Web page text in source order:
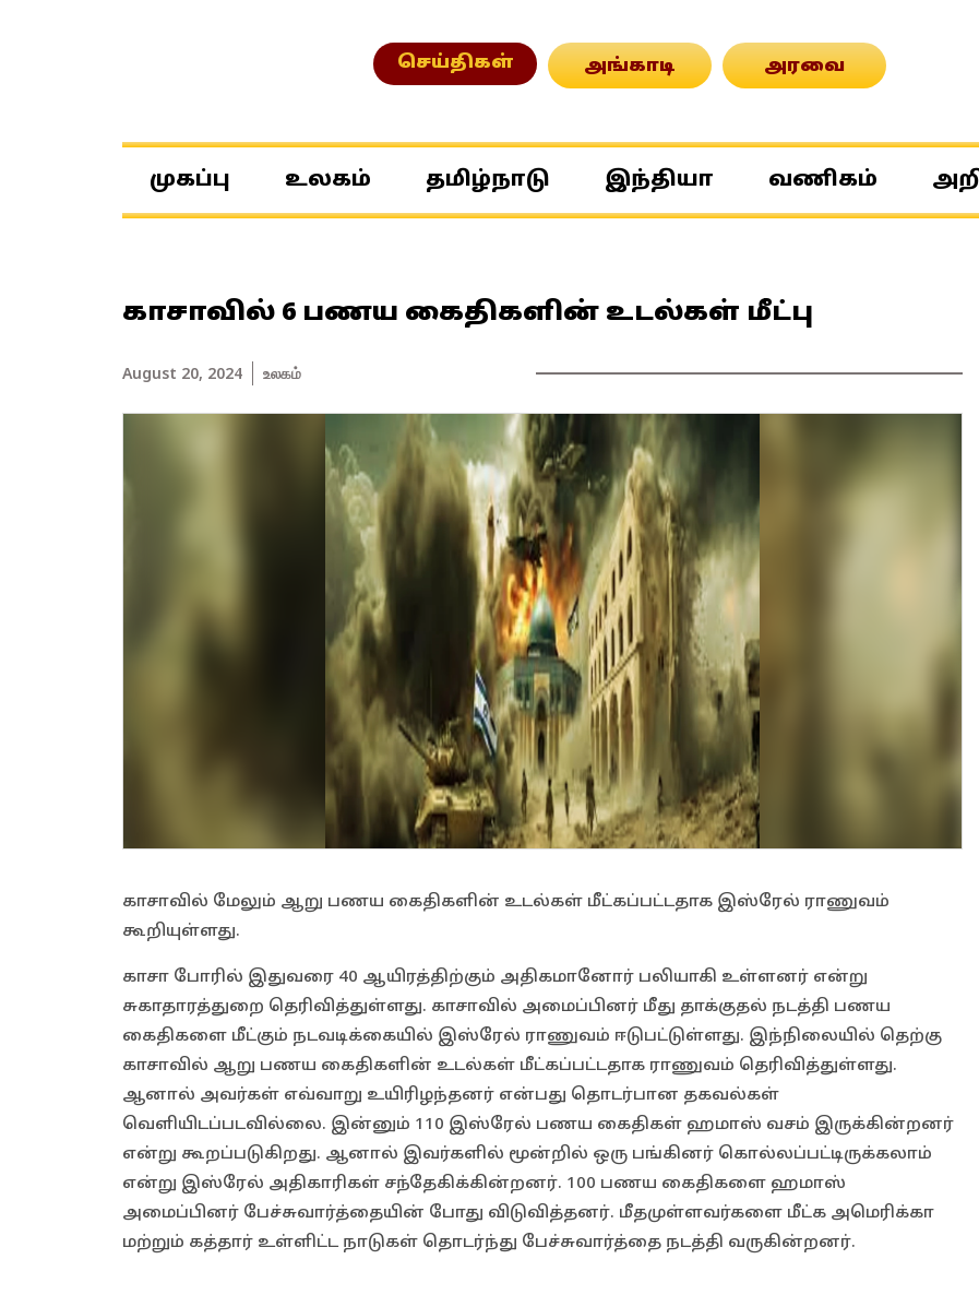
செய்திகள் அங்காடி அரவை
முகப்பு உலகம் தமிழ்நாடு இந்தியா வணிகம்
காசாவில் 6 பணய கைதிகளின் உடல்கள் மீட்பு
August 20, 2024 உலகம்
காசாவில் மேலும் ஆறு பணய கைதிகளின் உடல்கள் மீட்கப்பட்டதாக இஸ்ரேல் ராணுவம்
கூறியுள்ளது.
காசா போரில் இதுவரை 40 ஆயிரத்திற்கும் அதிகமானோர் பலியாகி உள்ளனர் என்று
சுகாதாரத்துறை தெரிவித்துள்ளது. காசாவில் அமைப்பினர் மீது தாக்குதல் நடத்தி பணய
கைதிகளை மீட்கும் நடவடிக்கையில் இஸ்ரேல் ராணுவம் ஈடுபட்டுள்ளது. இந்நிலையில் தெற்கு
காசாவில் ஆறு பணய கைதிகளின் உடல்கள் மீட்கப்பட்டதாக ராணுவம் தெரிவித்துள்ளது.
ஆனால் அவர்கள் எவ்வாறு உயிரிழந்தனர் என்பது தொடர்பான தகவல்கள்
வெளியிடப்படவில்லை. இன்னும் 110 இஸ்ரேல் பணய கைதிகள் ஹமாஸ் வசம் இருக்கின்றனர்
என்று கூறப்படுகிறது. ஆனால் இவர்களில் மூன்றில் ஒரு பங்கினர் கொல்லப்பட்டிருக்கலாம்
என்று இஸ்ரேல் அதிகாரிகள் சந்தேகிக்கின்றனர். 100 பணய கைதிகளை ஹமாஸ்
அமைப்பினர் பேச்சுவார்த்தையின் போது விடுவித்தனர். மீதமுள்ளவர்களை மீட்க அமெரிக்கா
மற்றும் கத்தார் உள்ளிட்ட நாடுகள் தொடர்ந்து பேச்சுவார்த்தை நடத்தி வருகின்றனர்.